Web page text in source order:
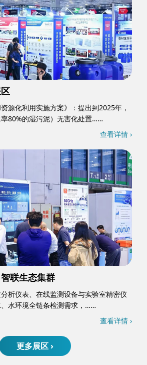
源化利用实施方案》：提出到2025年，
80%的湿污泥）无害化处置……
查看详情 ›
联生态集群
析仪表、在线监测设备与实验室精密仪
水环境全链条检测需求，……
查看详情 ›
更多展区 ›